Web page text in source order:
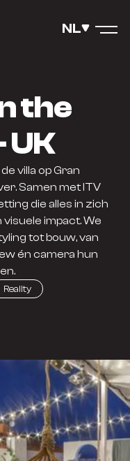
NL
the
UK
villa op Gran
Samen met ITV
die alles in zich
impact. We
tot bouw, van
én camera hun
Reality